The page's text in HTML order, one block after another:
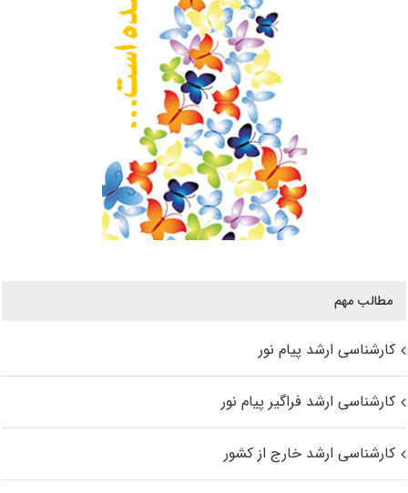
مطالب مهم
کارشناسی ارشد پیام نور
کارشناسی ارشد فراگیر پیام نور
کارشناسی ارشد خارج از کشور